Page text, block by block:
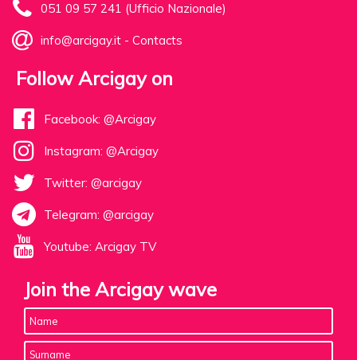
051 09 57 241 (Ufficio Nazionale)
info@arcigay.it - Contacts
Follow Arcigay on
Facebook: @Arcigay
Instagram: @Arcigay
Twitter: @arcigay
Telegram: @arcigay
Youtube: Arcigay TV
Join the Arcigay wave